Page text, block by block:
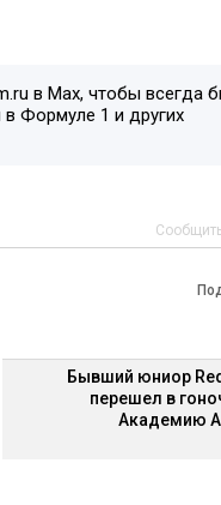
в Max, чтобы всегда
Формуле 1 и других
Бывший юниор Red
перешел в
Академию